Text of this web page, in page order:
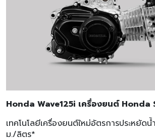
Honda Wave125i เครื่องยนต์
เทคโนโลยีเครื่องยนต์ใหม่อัตรการประหยัด
ม./ลิตร*